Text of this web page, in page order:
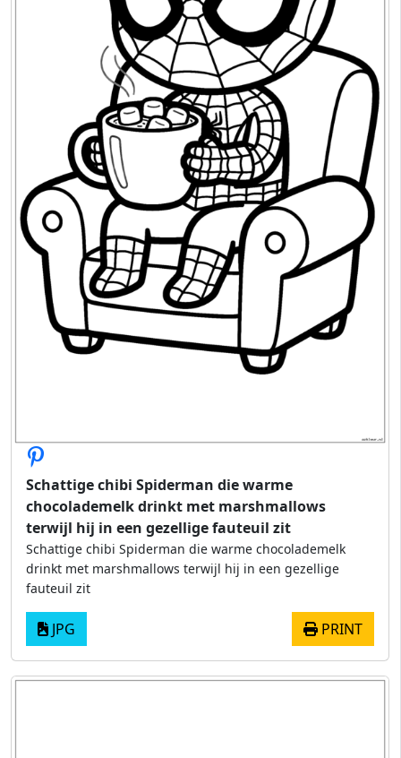
Schattige chibi Spiderman die warme
chocolademelk drinkt met marshmallows
terwijl hij in een gezellige fauteuil zit
Schattige chibi Spiderman die warme chocolademelk
drinkt met marshmallows terwijl hij in een gezellige
fauteuil zit
JPG PRINT